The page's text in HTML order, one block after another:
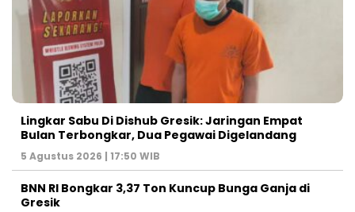
Lingkar Sabu Di Dishub Gresik: Jaringan Empat
Bulan Terbongkar, Dua Pegawai Digelandang
5 Agustus 2026 | 17:50 WIB
BNN RI Bongkar 3,37 Ton Kuncup Bunga Ganja di
Gresik